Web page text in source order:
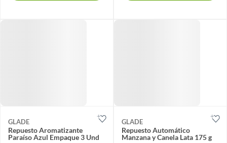
GLADE
Repuesto Aromatizante
Paraíso Azul Empaque 3 Und
GLADE
Repuesto Automático
Manzana y Canela Lata 175 g